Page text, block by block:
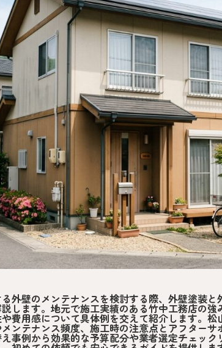
外壁のメンテナンスを検討する際、外壁塗装と
します。地元で施工実績のある竹中工務店の
費用感について具体例を交えて紹介します。
ンテナンス頻度、施工時の注意点とアフター
事例から効果的な予算配分や業者選定チェック